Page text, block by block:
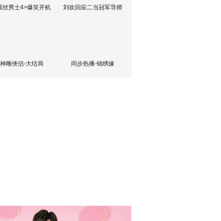
丝男士4>爆笑开机 刘欢回应二当冠军导师
神雕侠侣-大结局 同步热播-锦绣缘